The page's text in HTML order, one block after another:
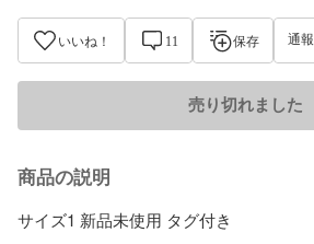
いいね！ 11 保存 通報
売り切れました
商品の説明
サイズ1 新品未使用 タグ付き